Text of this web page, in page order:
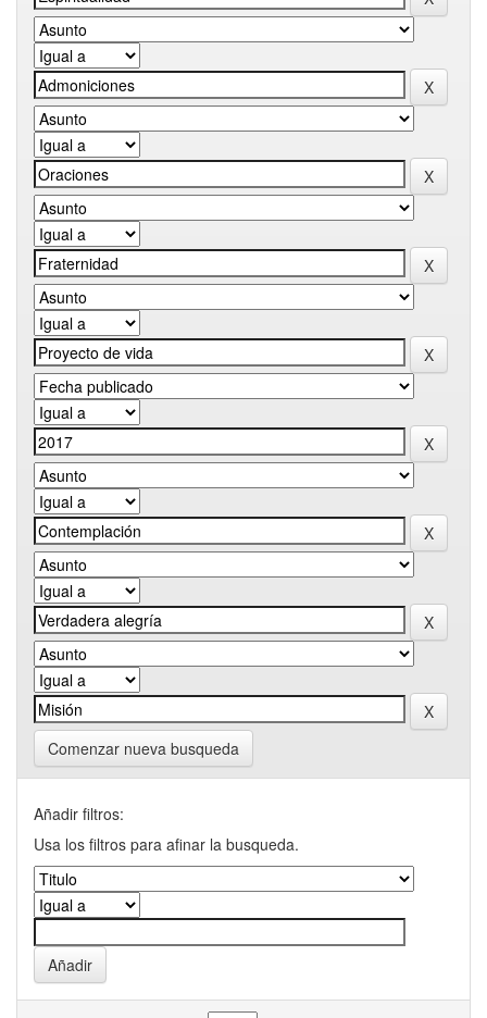
Comenzar nueva busqueda
Añadir filtros:
Usa los filtros para afinar la busqueda.